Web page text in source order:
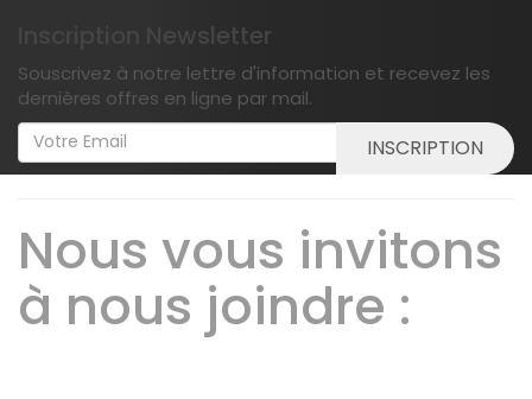
Inscription Newsletter
Souscrivez à notre lettre d'information et recevez les
dernières offres en ligne par mail.
INSCRIPTION
Nous vous invitons
à nous joindre :
64 21 68 86